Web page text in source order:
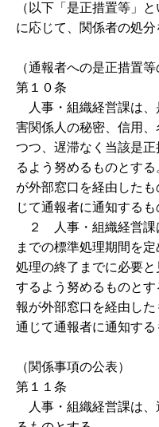
（以下「是正措置等」
に応じて、関係者の処分
（通報者への是正措置等
第１０条
人事・組織経営課は、
害関係人の秘密、信用
つつ、遅滞なく当該是
るよう努めるものとす
が外部窓口を経由した
じて通報者に通知するも
２ 人事・組織経営課
までの標準処理期間を
処理の終了までに必要
するよう努めるものと
報が外部窓口を経由し
通じて通報者に通知する
（関係事項の公表）
第１１条
人事・組織経営課は、